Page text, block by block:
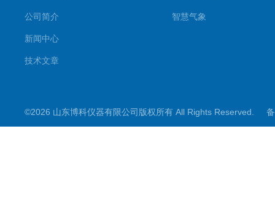
公司简介
新闻中心
技术文章
智慧气象
©2026 山东博科仪器有限公司版权所有 All Rights Reserved.